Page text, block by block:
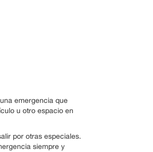
emergencia que
u otro espacio en
por otras especiales.
siempre y